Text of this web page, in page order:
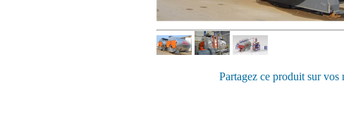
Partagez ce produit sur vos